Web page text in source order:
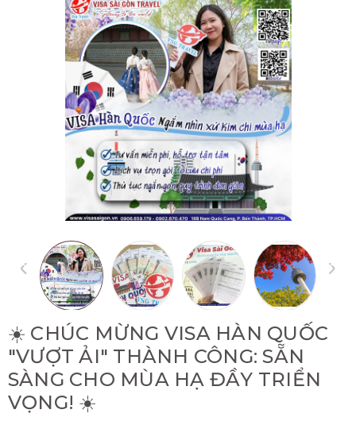
☀️ CHÚC MỪNG VISA HÀN QUỐC
"VƯỢT ẢI" THÀNH CÔNG: SẴN
SÀNG CHO MÙA HẠ ĐẦY TRIỂN
VỌNG! ☀️